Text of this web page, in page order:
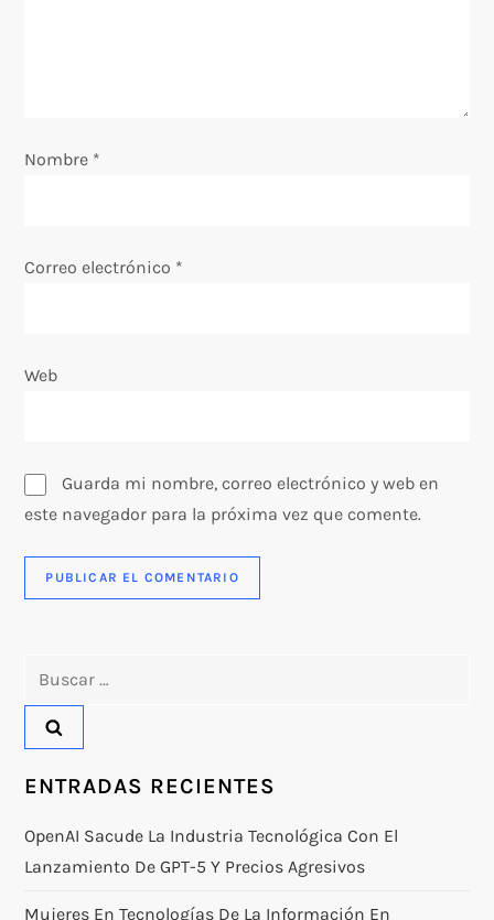
t
a
a
Nombre *
Correo electrónico *
Web
Guarda mi nombre, correo electrónico y web en
este navegador para la próxima vez que comente.
ENTRADAS RECIENTES
OpenAI Sacude La Industria Tecnológica Con El
Lanzamiento De GPT-5 Y Precios Agresivos
Mujeres En Tecnologías De La Información En